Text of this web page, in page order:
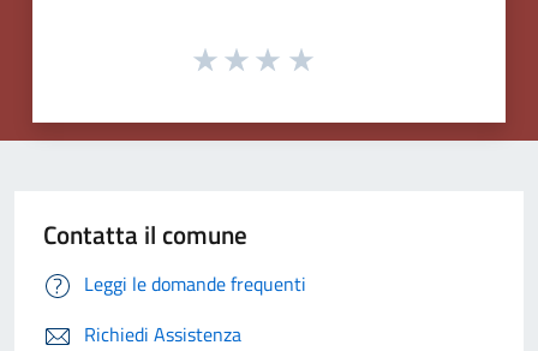
Contatta il comune
Leggi le domande frequenti
Richiedi Assistenza